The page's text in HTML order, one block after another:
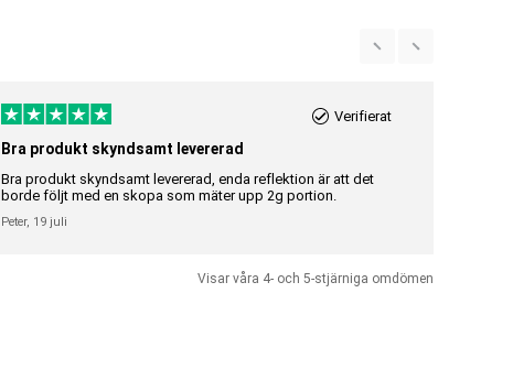
Verifierat
Bra produkt skyndsamt levererad
Bra produkt skyndsamt levererad, enda reflektion är att det
borde följt med en skopa som mäter upp 2g portion.
Peter, 19 juli
Visar våra 4- och 5-stjärniga omdömen